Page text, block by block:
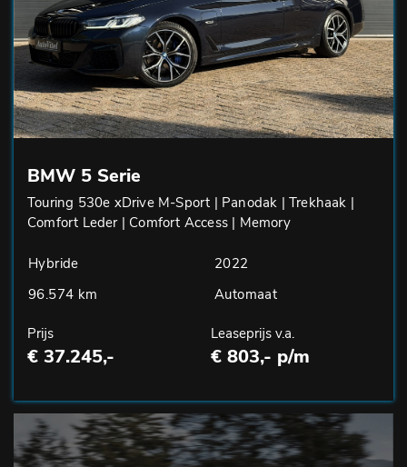
BMW 5 Serie
Touring 530e xDrive M-Sport | Panodak | Trekhaak |
Comfort Leder | Comfort Access | Memory
Hybride
2022
96.574 km
Automaat
Prijs
€ 37.245,-
Leaseprijs v.a.
€ 803,- p/m